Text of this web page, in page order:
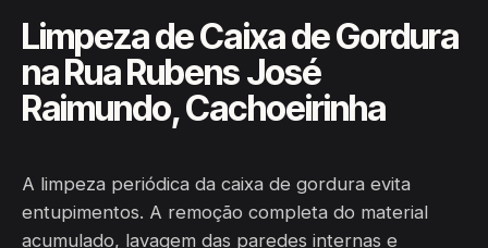
Limpeza de Caixa de Gordura
na Rua Rubens José
Raimundo, Cachoeirinha
A limpeza periódica da caixa de gordura evita
entupimentos. A remoção completa do material
acumulado, lavagem das paredes internas e